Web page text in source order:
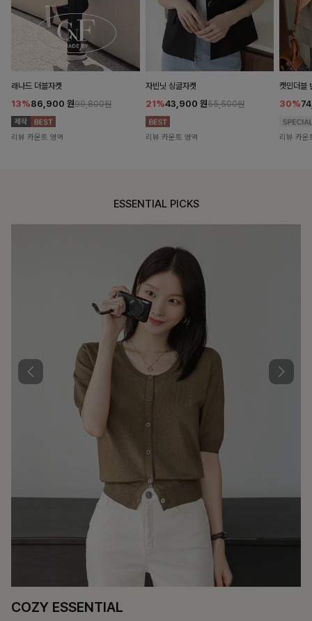
래나드 더블자켓
13%86,900 원99,800원
리뷰 카운트 영역
자빈닛 싱글자켓
21%43,900 원55,500원
리뷰 카운트 영역
캣민더블
30%
리뷰 카운
ESSENTIAL PICKS
함께할 때 더욱 완벽한, 합리적인 선택으로 채우는 즐거움
필첸체크 스트링블라우스+플레어스커트SET
42,900원 49,800원
리뷰 카운트 영역
특스트라이프 링클원피스+스트링자켓SET
12% 79,400원
리뷰 카운트 영역
헨틴링클 날개티셔츠+치마바지SET
12%29,900
리뷰 카운트 영역